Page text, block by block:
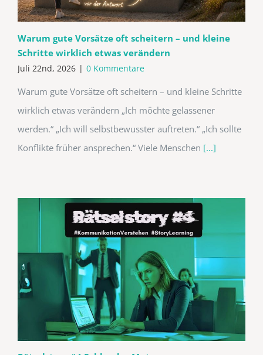
Warum gute Vorsätze oft scheitern – und kleine
Schritte wirklich etwas verändern
Juli 22nd, 2026 | 0 Kommentare
Warum gute Vorsätze oft scheitern – und kleine Schritte
wirklich etwas verändern „Ich möchte gelassener
werden.“ „Ich will selbstbewusster auftreten.“ „Ich sollte
Konflikte früher ansprechen.“ Viele Menschen [...]